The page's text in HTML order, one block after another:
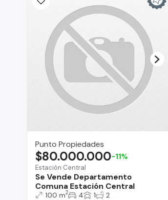
Punto Propiedades
Estación Central
Se Vende Departamento
Comuna Estación Central
$80.000.000-11%
100 m2 4 1 2